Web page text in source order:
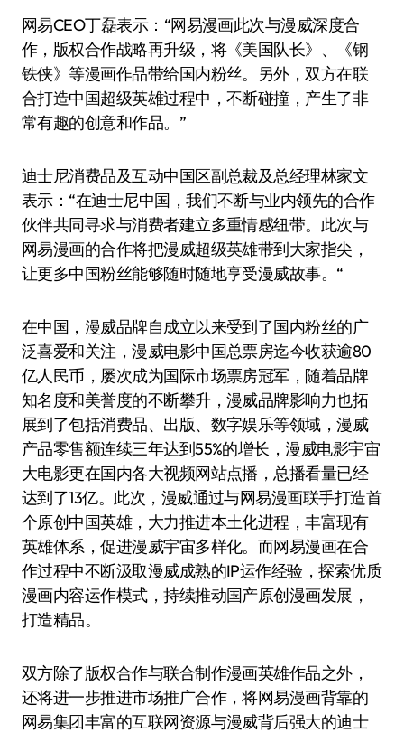
网易CEO丁磊表示：“网易漫画此次与漫威深度合
作，版权合作战略再升级，将《美国队长》、《钢
铁侠》等漫画作品带给国内粉丝。另外，双方在联
合打造中国超级英雄过程中，不断碰撞，产生了非
常有趣的创意和作品。”
迪士尼消费品及互动中国区副总裁及总经理林家文
表示：“在迪士尼中国，我们不断与业内领先的合作
伙伴共同寻求与消费者建立多重情感纽带。此次与
网易漫画的合作将把漫威超级英雄带到大家指尖，
让更多中国粉丝能够随时随地享受漫威故事。“
在中国，漫威品牌自成立以来受到了国内粉丝的广
泛喜爱和关注，漫威电影中国总票房迄今收获逾80
亿人民币，屡次成为国际市场票房冠军，随着品牌
知名度和美誉度的不断攀升，漫威品牌影响力也拓
展到了包括消费品、出版、数字娱乐等领域，漫威
产品零售额连续三年达到55%的增长，漫威电影宇宙
大电影更在国内各大视频网站点播，总播看量已经
达到了13亿。此次，漫威通过与网易漫画联手打造首
个原创中国英雄，大力推进本土化进程，丰富现有
英雄体系，促进漫威宇宙多样化。而网易漫画在合
作过程中不断汲取漫威成熟的IP运作经验，探索优质
漫画内容运作模式，持续推动国产原创漫画发展，
打造精品。
双方除了版权合作与联合制作漫画英雄作品之外，
还将进一步推进市场推广合作，将网易漫画背靠的
网易集团丰富的互联网资源与漫威背后强大的迪士